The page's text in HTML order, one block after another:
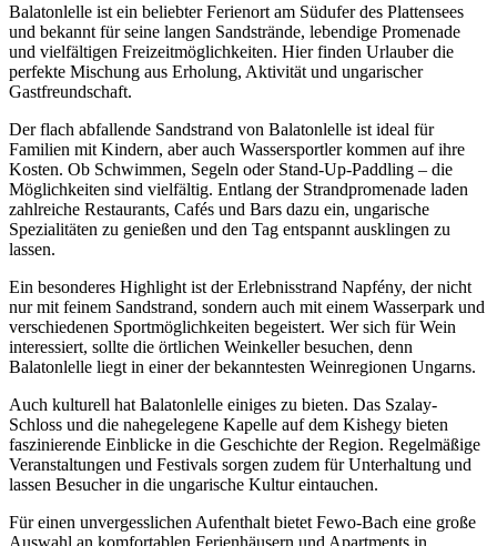
Balatonlelle ist ein beliebter Ferienort am Südufer des Plattensees
und bekannt für seine langen Sandstrände, lebendige Promenade
und vielfältigen Freizeitmöglichkeiten. Hier finden Urlauber die
perfekte Mischung aus Erholung, Aktivität und ungarischer
Gastfreundschaft.
Der flach abfallende Sandstrand von Balatonlelle ist ideal für
Familien mit Kindern, aber auch Wassersportler kommen auf ihre
Kosten. Ob Schwimmen, Segeln oder Stand-Up-Paddling – die
Möglichkeiten sind vielfältig. Entlang der Strandpromenade laden
zahlreiche Restaurants, Cafés und Bars dazu ein, ungarische
Spezialitäten zu genießen und den Tag entspannt ausklingen zu
lassen.
Ein besonderes Highlight ist der Erlebnisstrand Napfény, der nicht
nur mit feinem Sandstrand, sondern auch mit einem Wasserpark und
verschiedenen Sportmöglichkeiten begeistert. Wer sich für Wein
interessiert, sollte die örtlichen Weinkeller besuchen, denn
Balatonlelle liegt in einer der bekanntesten Weinregionen Ungarns.
Auch kulturell hat Balatonlelle einiges zu bieten. Das Szalay-
Schloss und die nahegelegene Kapelle auf dem Kishegy bieten
faszinierende Einblicke in die Geschichte der Region. Regelmäßige
Veranstaltungen und Festivals sorgen zudem für Unterhaltung und
lassen Besucher in die ungarische Kultur eintauchen.
Für einen unvergesslichen Aufenthalt bietet Fewo-Bach eine große
Auswahl an komfortablen Ferienhäusern und Apartments in